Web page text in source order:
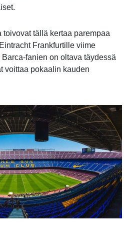
tällä kertaa parempaa
Frankfurtille viime
fanien on oltava täydessä
voittaa pokaalin kauden